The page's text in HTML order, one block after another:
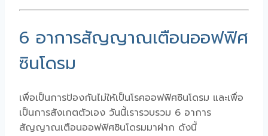
6 อาการสัญญาณเตือนออฟฟิศ
ซินโดรม
เพื่อเป็นการป้องกันไม่ให้เป็นโรคออฟฟิศซินโดรม และเพื่อ
เป็นการสังเกตตัวเอง วันนี้เรารวบรวม 6 อาการ
สัญญาณเตือนออฟฟิศซินโดรมมาฝาก ดังนี้